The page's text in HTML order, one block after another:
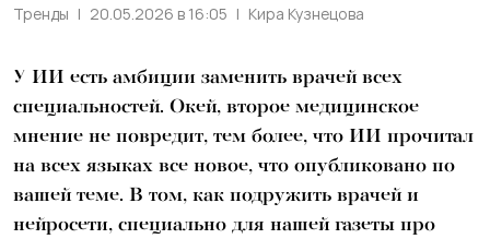
Тренды 20.05.2026 в 16:05 Кира Кузнецова
У ИИ есть амбиции заменить врачей всех
специальностей. Окей, второе медицинское
мнение не повредит, тем более, что ИИ прочитал
на всех языках все новое, что опубликовано по
вашей теме. В том, как подружить врачей и
нейросети, специально для нашей газеты про